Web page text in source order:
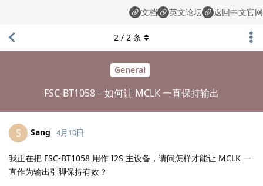
文档 英文论坛 返回中文官网
General
FSC-BT1058 – 如何让 MCLK 一直保持输出
2 / 2 条
S Sang 4月10日
我正在把 FSC-BT1058 用作 I2S 主设备，请问怎样才能让 MCLK 一
直作为输出引脚保持有效？